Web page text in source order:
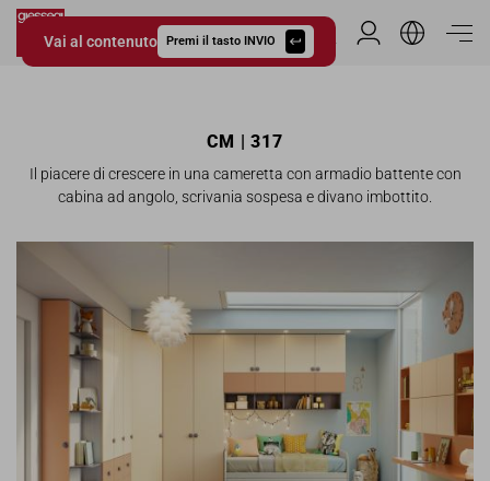
Vai al contenuto Premi il tasto INVIO
Giessegi.it
Area Riservata
CM | 317
Il piacere di crescere in una cameretta con armadio battente con
cabina ad angolo, scrivania sospesa e divano imbottito.